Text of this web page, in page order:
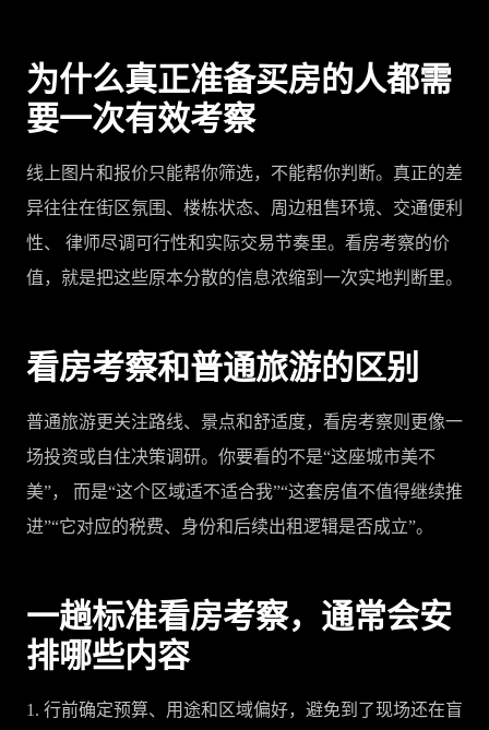
为什么真正准备买房的人都需
要一次有效考察
线上图片和报价只能帮你筛选，不能帮你判断。真正的差
异往往在街区氛围、楼栋状态、周边租售环境、交通便利
性、 律师尽调可行性和实际交易节奏里。看房考察的价
值，就是把这些原本分散的信息浓缩到一次实地判断里。
看房考察和普通旅游的区别
普通旅游更关注路线、景点和舒适度，看房考察则更像一
场投资或自住决策调研。你要看的不是“这座城市美不
美”， 而是“这个区域适不适合我”“这套房值不值得继续推
进”“它对应的税费、身份和后续出租逻辑是否成立”。
一趟标准看房考察，通常会安
排哪些内容
1. 行前确定预算、用途和区域偏好，避免到了现场还在盲